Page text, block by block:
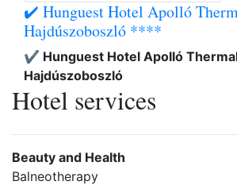
✔️ Hunguest Hotel Apolló
Hajdúszoboszló ****
✔️ Hunguest Hotel Apolló
Hajdúszoboszló
Hotel services
Beauty and Health
Balneotherapy